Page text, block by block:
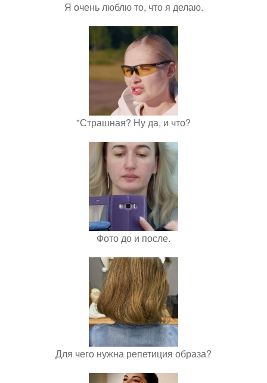
Я очень люблю то, что я делаю.
"Страшная? Ну да, и что?
Фото до и после.
Для чего нужна репетиция образа?